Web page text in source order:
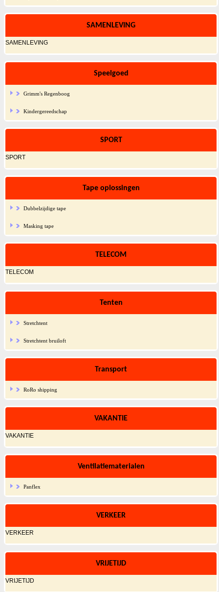
SAMENLEVING
SAMENLEVING
Speelgoed
Grimm's Regenboog
Kindergereedschap
SPORT
SPORT
Tape oplossingen
Dubbelzijdige tape
Masking tape
TELECOM
TELECOM
Tenten
Stretchtent
Stretchtent bruiloft
Transport
RoRo shipping
VAKANTIE
VAKANTIE
Ventilatiematerialen
Panflex
VERKEER
VERKEER
VRIJETIJD
VRIJETIJD